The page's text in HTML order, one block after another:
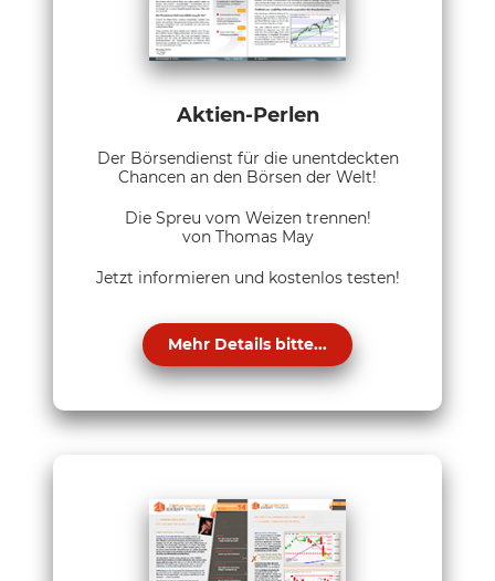
Aktien-Perlen
Der Börsendienst für die unentdeckten
Chancen an den Börsen der Welt!
Die Spreu vom Weizen trennen!
von Thomas May
Jetzt informieren und kostenlos testen!
Mehr Details bitte...